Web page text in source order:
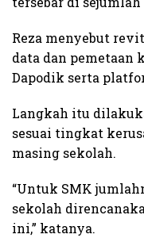
Reza menyebut
data dan pemetaan
Dapodik serta
Langkah itu
sesuai tingkat
masing sekolah.
“Untuk SMK
sekolah
ini,” katanya.